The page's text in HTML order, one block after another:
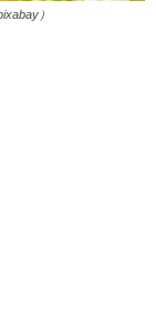
）